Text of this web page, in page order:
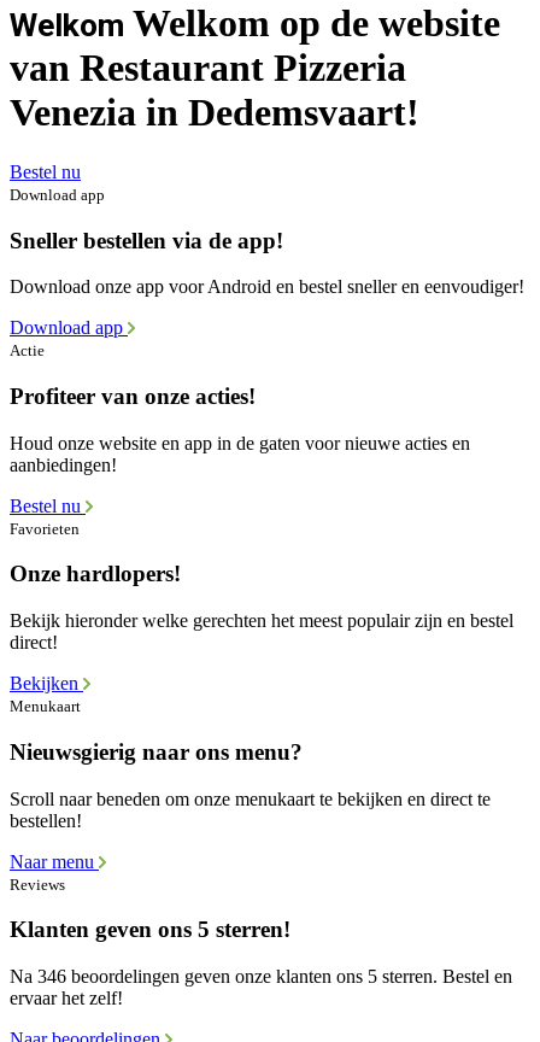
Welkom Welkom op de website
van Restaurant Pizzeria
Venezia in Dedemsvaart!
Bestel nu
Download app
Sneller bestellen via de app!
Download onze app voor Android en bestel sneller en eenvoudiger!
Download app
Actie
Profiteer van onze acties!
Houd onze website en app in de gaten voor nieuwe acties en
aanbiedingen!
Bestel nu
Favorieten
Onze hardlopers!
Bekijk hieronder welke gerechten het meest populair zijn en bestel
direct!
Bekijken
Menukaart
Nieuwsgierig naar ons menu?
Scroll naar beneden om onze menukaart te bekijken en direct te
bestellen!
Naar menu
Reviews
Klanten geven ons 5 sterren!
Na 346 beoordelingen geven onze klanten ons 5 sterren. Bestel en
ervaar het zelf!